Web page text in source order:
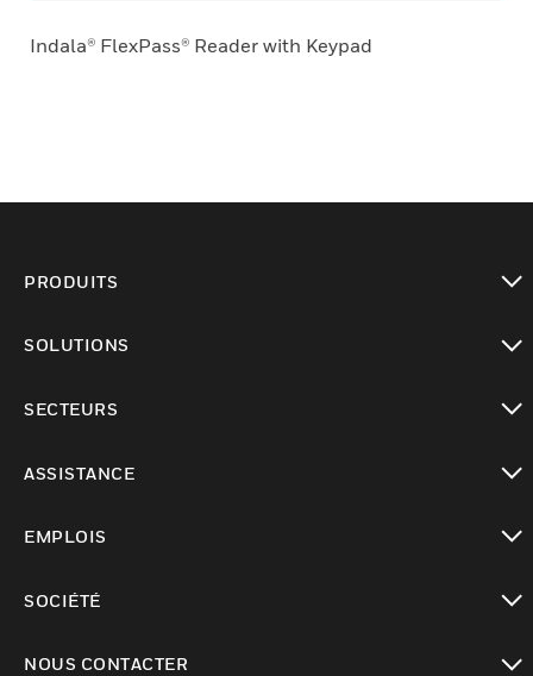
Indala® FlexPass® Reader with Keypad
PRODUITS
SOLUTIONS
SECTEURS
ASSISTANCE
EMPLOIS
SOCIÉTÉ
NOUS CONTACTER